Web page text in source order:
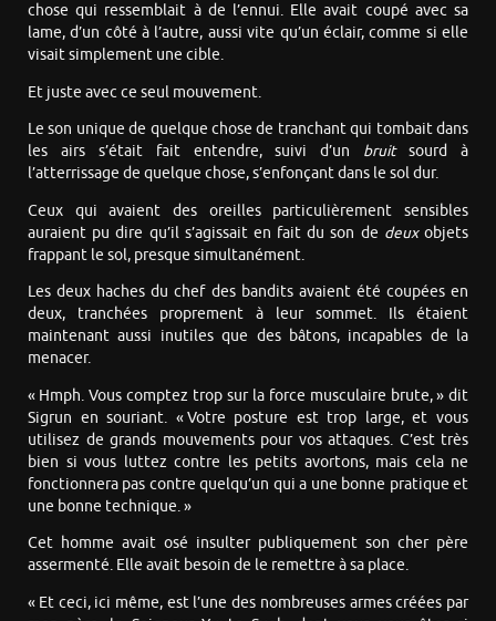
chose qui ressemblait à de l’ennui. Elle avait coupé avec sa
lame, d’un côté à l’autre, aussi vite qu’un éclair, comme si elle
visait simplement une cible.
Et juste avec ce seul mouvement.
Le son unique de quelque chose de tranchant qui tombait dans
les airs s’était fait entendre, suivi d’un bruitsourd à
l’atterrissage de quelque chose, s’enfonçant dans le sol dur.
Ceux qui avaient des oreilles particulièrement sensibles
auraient pu dire qu’il s’agissait en fait du son de deuxobjets
frappant le sol, presque simultanément.
Les deux haches du chef des bandits avaient été coupées en
deux, tranchées proprement à leur sommet. Ils étaient
maintenant aussi inutiles que des bâtons, incapables de la
menacer.
« Hmph. Vous comptez trop sur la force musculaire brute, » dit
Sigrun en souriant. « Votre posture est trop large, et vous
utilisez de grands mouvements pour vos attaques. C’est très
bien si vous luttez contre les petits avortons, mais cela ne
fonctionnera pas contre quelqu’un qui a une bonne pratique et
une bonne technique. »
Cet homme avait osé insulter publiquement son cher père
assermenté. Elle avait besoin de le remettre à sa place.
« Et ceci, ici même, est l’une des nombreuses armes créées par